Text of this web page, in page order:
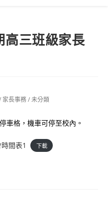
高三班級家長
家長事務/未分類
車格，機車可停至校內。
間表1 下載